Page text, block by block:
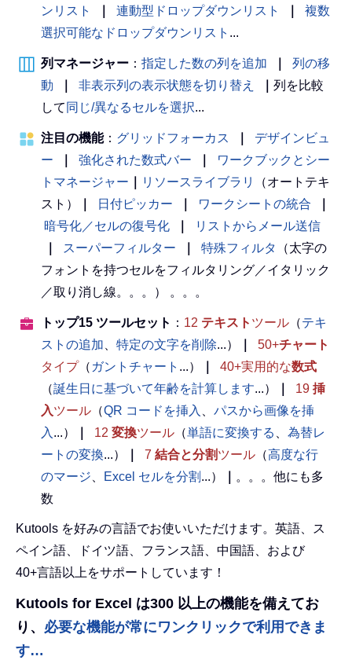
ンリスト
連動型ドロップダウンリスト
複数
選択可能なドロップダウンリスト ...
列マネージャー ： 指定した数の列を追加
列の移
動
非表示列の表示状態を切り替え
列を比較
して 同じ/異なるセルを選択...
注目の機能： グリッドフォーカス
デザインビュ
ー
強化された数式バー
ワークブックとシー
トマネージャー
リソースライブラリ
（オートテキ
スト）
日付ピッカー ワークシートの統合
暗号化／セルの復号化
リストからメール送信
スーパーフィルター 特殊フィルタ
（太字の
フォントを持つセルをフィルタリング／イタリック
／取り消し線。。。） 。。。
トップ15 ツールセット ： 12 テキスト ツール （テキ
ストの追加
特定の文字を削除...） 50+チャート
タイプ（ ガントチャート ...） 40+実用的な数式
（誕生日に基づいて年齢を計算します...） 19 挿
入ツール （QR コードを挿入
パスから画像を挿
入 ...） 12 変換ツール （単語に変換する
為替レ
ートの変換...） 7 結合と分割ツール （高度な行
のマージ
Excel セルを分割 ...）
。。。他にも多
数
Kutools を好みの言語でお使いいただけます。英語、ス
ペイン語、ドイツ語、フランス語、中国語、および
40+言語以上をサポートしています！
Kutools for Excel は300 以上の機能を備えてお
り、 必要な機能が常にワンクリックで利用できま
す…